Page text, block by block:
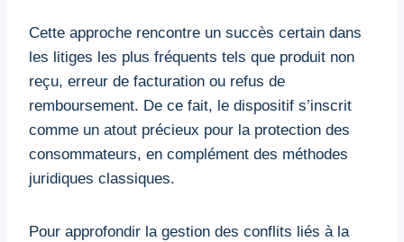
Cette approche rencontre un succès certain dans
les litiges les plus fréquents tels que produit non
reçu, erreur de facturation ou refus de
remboursement. De ce fait, le dispositif s’inscrit
comme un atout précieux pour la protection des
consommateurs, en complément des méthodes
juridiques classiques.
Pour approfondir la gestion des conflits liés à la